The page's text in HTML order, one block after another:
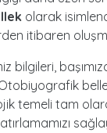
olarak
itibaren
temeli tam